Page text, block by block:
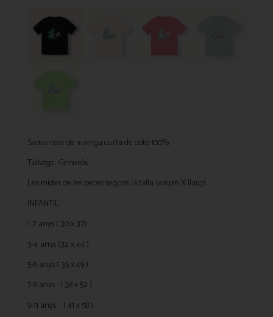
Samarreta de màniga curta de cotó 100%.
Tallatge: Generós
Les mides de les peces segons la talla (ample X llarg):
INFANTIL
1-2 anys ( 30 x 37)
3-4 anys (32 x 44 )
5-6 anys ( 35 x 49 )
7-8 anys ( 38 x 52 )
9-11 anys ( 41 x 58 )